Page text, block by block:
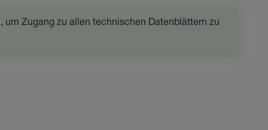
Zugang zu allen technischen Datenblättern zu